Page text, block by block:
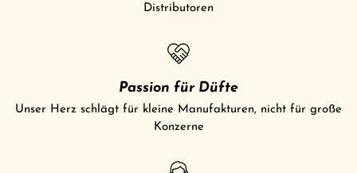
Distributoren
Passion für Düfte
Unser Herz schlägt für kleine Manufakturen, nicht für große
Konzerne